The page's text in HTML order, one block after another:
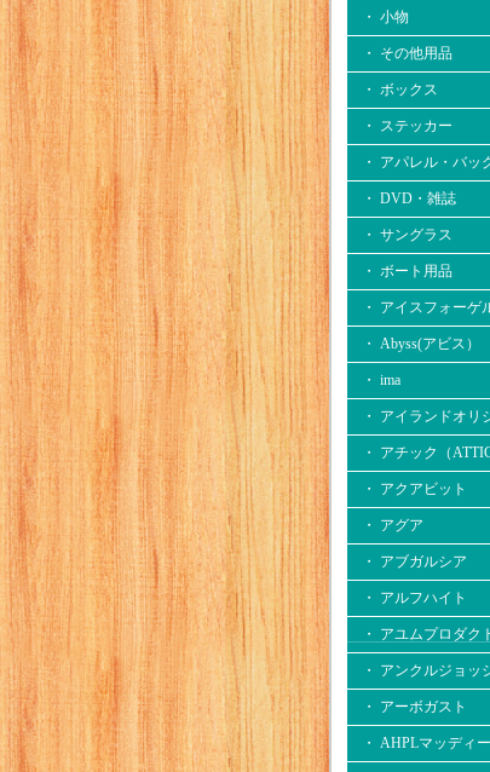
・ 小物
・ その他用品
・ ボックス
・ ステッカー
・ アパレル・バッ
・ DVD・雑誌
・ サングラス
・ ボート用品
・ アイスフォーゲ
・ Abyss(アビス）
・ ima
・ アイランドオリ
・ アチック（ATTIC
・ アクアビット
・ アグア
・ アブガルシア
・ アルフハイト
・ アユムプロダク
・ アンクルジョッ
・ アーボガスト
・ AHPLマッディ